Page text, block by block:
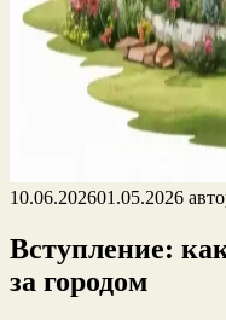
10.06.202601.05.2026
Вступление:
за городом